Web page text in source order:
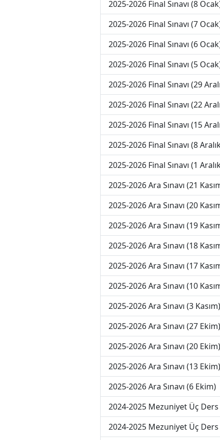
2025-2026 Final Sınavı (8
2025-2026 Final Sınavı (7
2025-2026 Final Sınavı (6
2025-2026 Final Sınavı (5
2025-2026 Final Sınavı (29
2025-2026 Final Sınavı (22
2025-2026 Final Sınavı (15
2025-2026 Final Sınavı (8
2025-2026 Final Sınavı (1
2025-2026 Ara Sınavı (21
2025-2026 Ara Sınavı (20
2025-2026 Ara Sınavı (19
2025-2026 Ara Sınavı (18
2025-2026 Ara Sınavı (17
2025-2026 Ara Sınavı (10
2025-2026 Ara Sınavı (3 Kasım)
2025-2026 Ara Sınavı (27 Ekim)
2025-2026 Ara Sınavı (20 Ekim)
2025-2026 Ara Sınavı (13 Ekim)
2025-2026 Ara Sınavı (6 Ekim)
2024-2025 Mezuniyet Üç Ders
2024-2025 Mezuniyet Üç Ders